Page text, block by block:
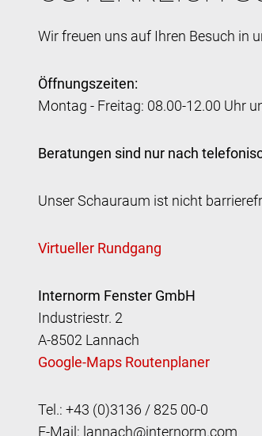
Wir freuen uns auf Ihren Besuch in
Öffnungszeiten:
Montag - Freitag: 08.00-12.00 Uhr
Beratungen sind nur nach
Unser Schauraum ist nicht
Internorm Fenster GmbH
Industriestr. 2
A-8502 Lannach
Tel.: +43 (0)3136 / 825 00-0
E-Mail: lannach@internorm.com